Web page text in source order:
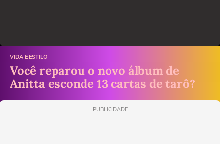
VIDA E ESTILO
Você reparou o novo álbum de
Anitta esconde 13 cartas de tarô?
PUBLICIDADE